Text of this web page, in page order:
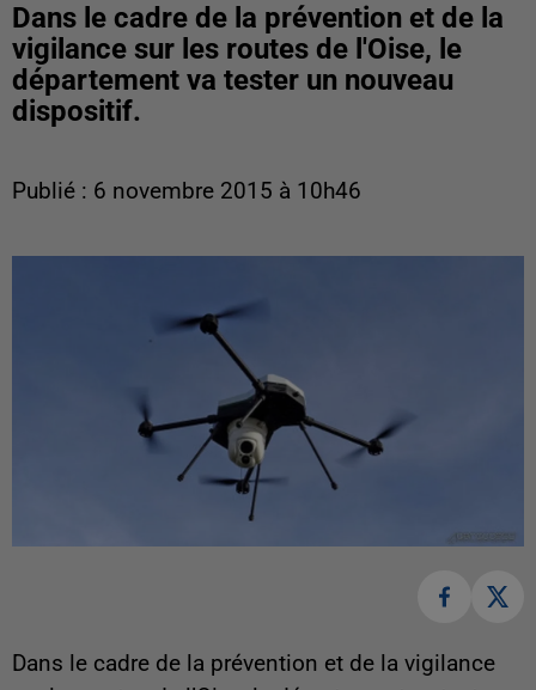
Dans le cadre de la prévention et de la
vigilance sur les routes de l'Oise, le
département va tester un nouveau
dispositif.
Publié : 6 novembre 2015 à 10h46
Dans le cadre de la prévention et de la vigilance